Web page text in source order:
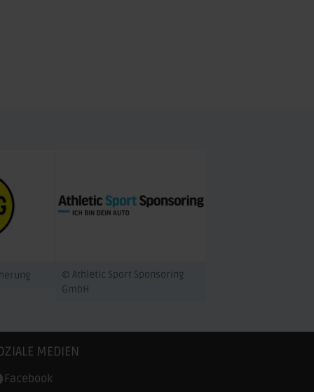
© Athletic Sport Sponsoring
GmbH
MEDIEN
Facebook